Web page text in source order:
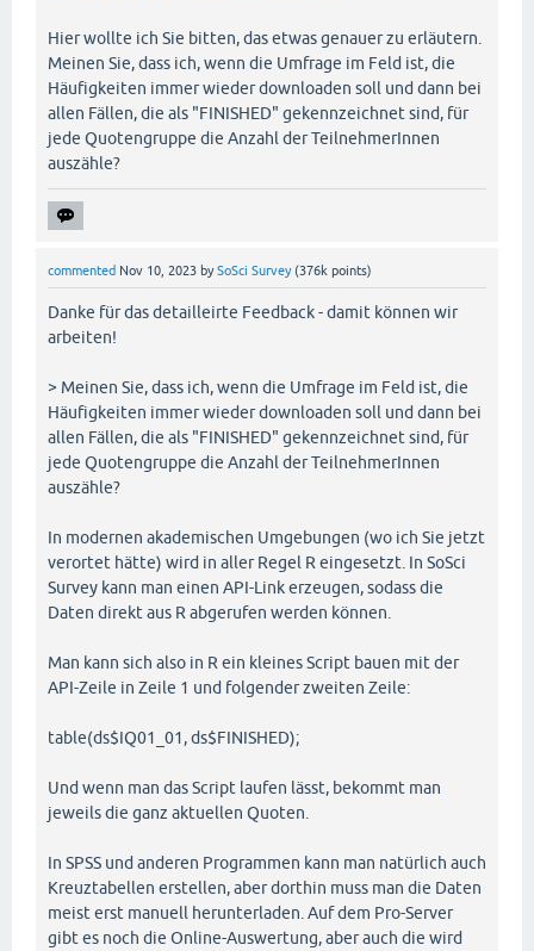
Hier wollte ich Sie bitten, das etwas genauer zu erläutern.
Meinen Sie, dass ich, wenn die Umfrage im Feld ist, die
Häufigkeiten immer wieder downloaden soll und dann bei
allen Fällen, die als "FINISHED" gekennzeichnet sind, für
jede Quotengruppe die Anzahl der TeilnehmerInnen
auszähle?
commented Nov 10, 2023 bySoSci Survey (376k points)
Danke für das detailleirte Feedback - damit können wir
arbeiten!
> Meinen Sie, dass ich, wenn die Umfrage im Feld ist, die
Häufigkeiten immer wieder downloaden soll und dann bei
allen Fällen, die als "FINISHED" gekennzeichnet sind, für
jede Quotengruppe die Anzahl der TeilnehmerInnen
auszähle?
In modernen akademischen Umgebungen (wo ich Sie jetzt
verortet hätte) wird in aller Regel R eingesetzt. In SoSci
Survey kann man einen API-Link erzeugen, sodass die
Daten direkt aus R abgerufen werden können.
Man kann sich also in R ein kleines Script bauen mit der
API-Zeile in Zeile 1 und folgender zweiten Zeile:
table(ds$IQ01_01, ds$FINISHED);
Und wenn man das Script laufen lässt, bekommt man
jeweils die ganz aktuellen Quoten.
In SPSS und anderen Programmen kann man natürlich auch
Kreuztabellen erstellen, aber dorthin muss man die Daten
meist erst manuell herunterladen. Auf dem Pro-Server
gibt es noch die Online-Auswertung, aber auch die wird